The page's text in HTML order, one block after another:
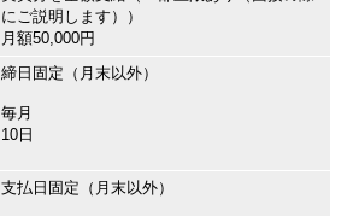
にご説明します））
月額50,000円
締日固定（月末以外）
毎月
10日
支払日固定（月末以外）